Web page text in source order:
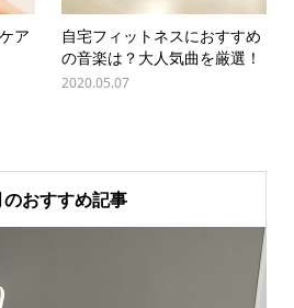
ア
自宅フィットネスにおすすめ
の音楽は？大人気曲を厳選！
2020.05.07
おすすめ記事